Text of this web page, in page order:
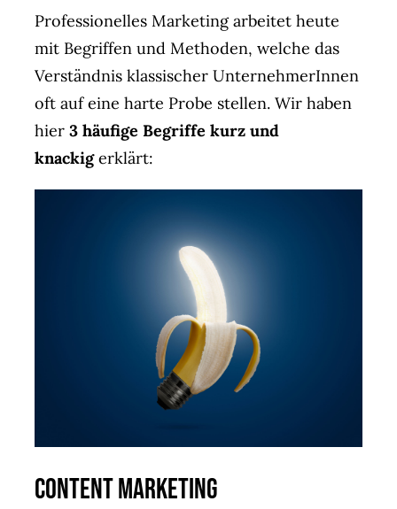
Kontakt
Professionelles Marketing arbeitet heute
mit Begriffen und Methoden, welche das
Verständnis klassischer UnternehmerInnen
oft auf eine harte Probe stellen. Wir haben
hier 3 häufige Begriffe kurz und
knackigerklärt:
Content Marketing